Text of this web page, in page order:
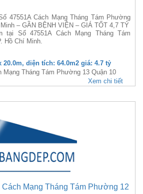
47551A Cách Mạng Tháng Tám Phường
– GẦN BỆNH VIỆN – GIÁ TỐT 4,7 TỶ
tại Số 47551A Cách Mạng Tháng Tám
Hồ Chí Minh.
20.0m, diện tích: 64.0m2 giá: 4.7 tỷ
Mạng Tháng Tám Phường 13 Quận 10
Xem chi tiết
Cách Mạng Tháng Tám Phường 12